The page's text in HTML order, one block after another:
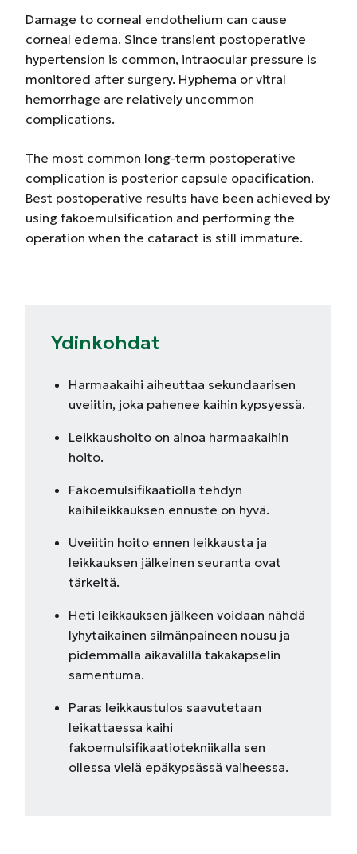
Damage to corneal endothelium can cause
corneal edema. Since transient postoperative
hypertension is common, intraocular pressure is
monitored after surgery. Hyphema or vitral
hemorrhage are relatively uncommon
complications.
The most common long-term postoperative
complication is posterior capsule opacification.
Best postoperative results have been achieved by
using fakoemulsification and performing the
operation when the cataract is still immature.
Ydinkohdat
Harmaakaihi aiheuttaa sekundaarisen
uveiitin, joka pahenee kaihin kypsyessä.
Leikkaushoito on ainoa harmaakaihin
hoito.
Fakoemulsifikaatiolla tehdyn
kaihileikkauksen ennuste on hyvä.
Uveiitin hoito ennen leikkausta ja
leikkauksen jälkeinen seuranta ovat
tärkeitä.
Heti leikkauksen jälkeen voidaan nähdä
lyhytaikainen silmänpaineen nousu ja
pidemmällä aikavälillä takakapselin
samentuma.
Paras leikkaustulos saavutetaan
leikattaessa kaihi
fakoemulsifikaatiotekniikalla sen
ollessa vielä epäkypsässä vaiheessa.